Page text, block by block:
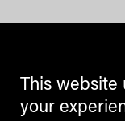
This
your